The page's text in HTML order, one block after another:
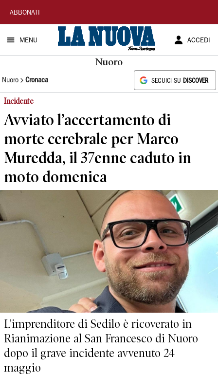
La
Nuova
Sardegna
ABBONATI
MENU ACCEDI
Nuoro
Nuoro Cronaca SEGUICI SU DISCOVER
Incidente
Avviato l’accertamento di
morte cerebrale per Marco
Muredda, il 37enne caduto in
moto domenica
L’imprenditore di Sedilo è ricoverato in
Rianimazione al San Francesco di Nuoro
dopo il grave incidente avvenuto 24
maggio